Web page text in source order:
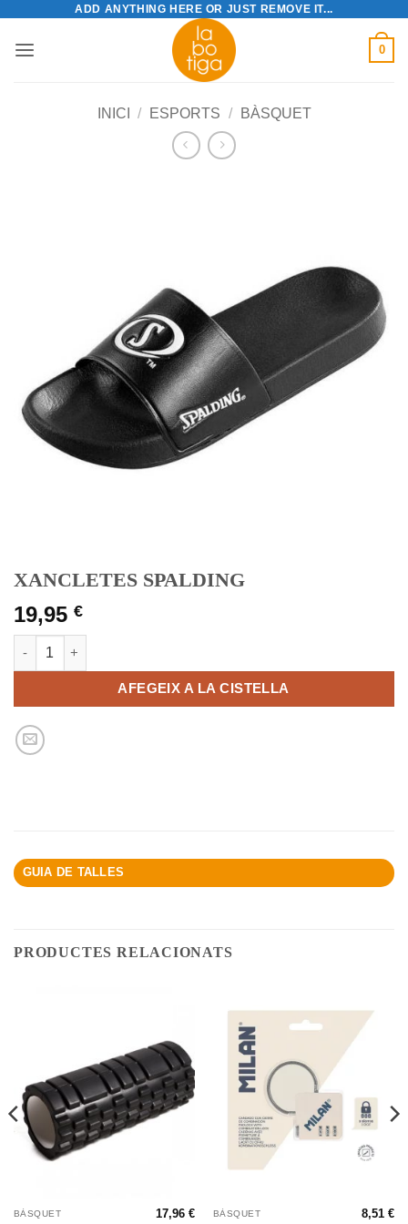
content
ADD ANYTHING HERE OR JUST REMOVE IT...
0
INICI / ESPORTS / BÀSQUET
XANCLETES SPALDING
19,95 €
quantitat de XANCLETES SPALDING
AFEGEIX A LA CISTELLA
GUIA DE TALLES
PRODUCTES RELACIONATS
BÀSQUET 17,96€ BÀSQUET 8,51€